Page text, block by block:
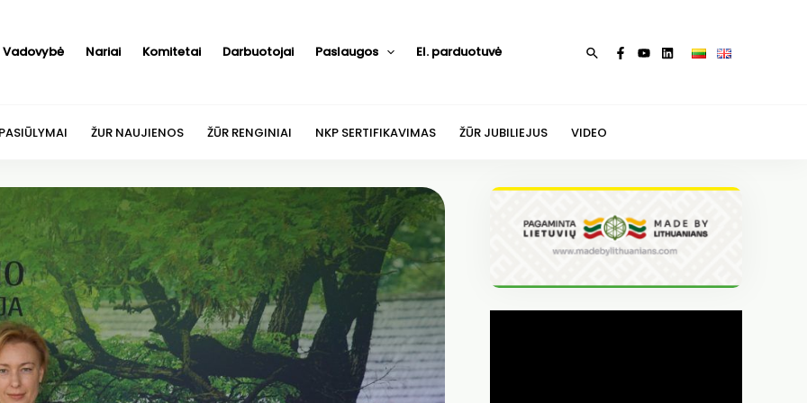
Vadovybė Nariai Komitetai Darbuotojai Paslaugos El. parduotuvė Paieška
ŽUR NAUJIENOS ŽŪR RENGINIAI NKP SERTIFIKAVIMAS ŽŪR JUBILIEJUS VIDEO